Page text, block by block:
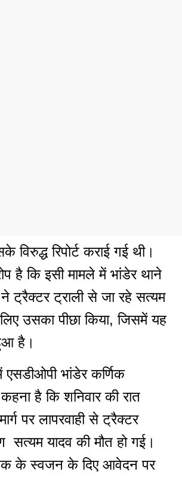
विरुद्ध रिपोर्ट कराई गई थी।
है कि इसी मामले में भांडेर थाने
ट्रैक्टर ट्राली से जा रहे सत्यम
उसका पीछा किया, जिसमें यह
है।
एसडीओपी भांडेर कर्णिक
है कि शनिवार की रात
पर लापरवाही से ट्रैक्टर
यादव की मौत हो गई।
के स्वजन के दिए आवेदन पर